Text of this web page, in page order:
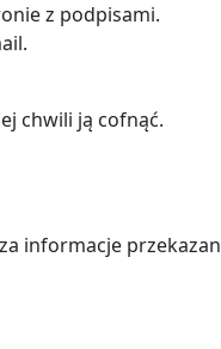
z podpisami.
chwili ją cofnąć.
informacje